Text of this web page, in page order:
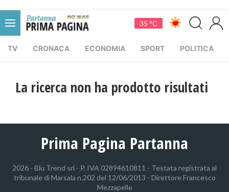
35 °C
TV CRONACA ECONOMIA SPORT POLITICA
La ricerca non ha prodotto risultati
Prima Pagina Partanna
2026 - Blu Trend srl - P. IVA 02894610811 - Testata registrata al
tribunale di Marsala n.202 del 12/06/2013 - Direttore Francesco
Mezzapelle